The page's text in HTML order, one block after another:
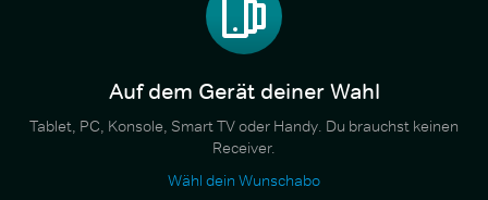
Auf dem Gerät deiner Wahl
Tablet, PC, Konsole, Smart TV oder Handy. Du brauchst keinen
Receiver.
Wähl dein Wunschabo